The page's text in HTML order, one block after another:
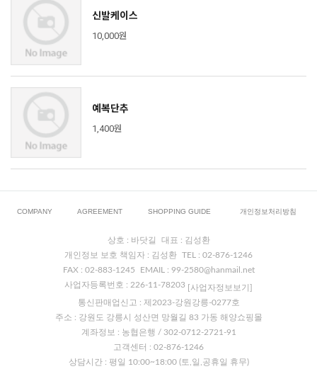
신발케이스
10,000원
예복단추
1,400원
COMPANY AGREEMENT SHOPPING GUIDE 개인정보처리방침
상호 : 바닷길
대표 : 김성환
개인정보 보호 책임자 : 김성환
TEL : 02-876-1246
FAX : 02-883-1245
EMAIL : 99-2580@hanmail.net
사업자등록번호 : 226-11-78203
[사업자정보보기]
통신판매업신고 : 제2023-강원강릉-0277호
주소 : 강원도 강릉시 성산면 망월길 83 가동 해양쇼핑몰
계좌정보 : 농협은행 / 302-0712-2721-91
고객센터 : 02-876-1246
상담시간 : 평일 10:00~18:00 (토,일,공휴일 휴무)